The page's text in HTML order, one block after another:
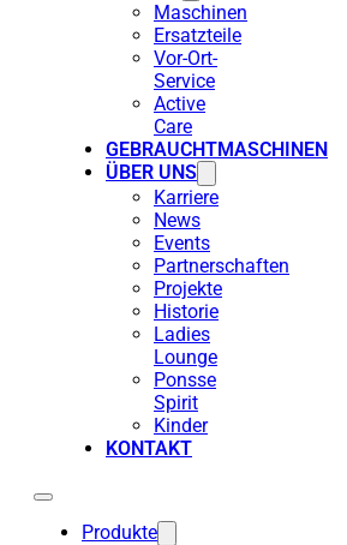
Maschinen
Ersatzteile
Vor-Ort-
Service
Active
Care
GEBRAUCHTMASCHINEN
ÜBER UNS
Karriere
News
Events
Partnerschaften
Projekte
Historie
Ladies
Lounge
Ponsse
Spirit
Kinder
KONTAKT
Produkte